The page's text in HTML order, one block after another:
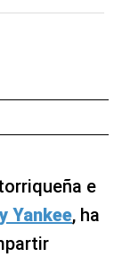
e
Yankee, ha